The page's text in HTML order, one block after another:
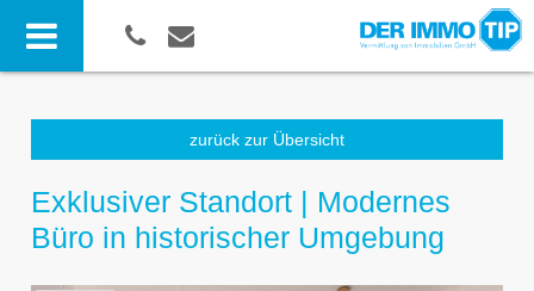
zurück zur Übersicht
Exklusiver Standort | Modernes
Büro in historischer Umgebung